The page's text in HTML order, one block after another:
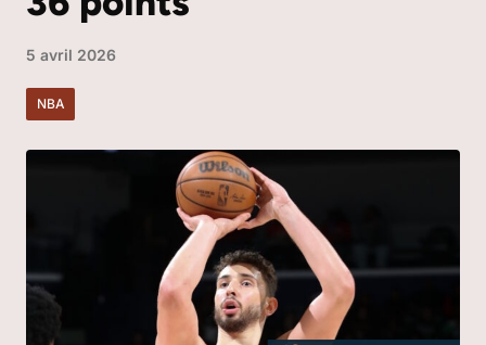
5 avril 2026
NBA